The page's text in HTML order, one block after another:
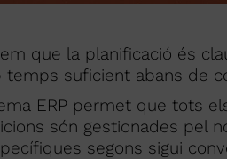
que la planificació és
temps suficient abans de
ERP permet que tots
són gestionades pel
segons sigui